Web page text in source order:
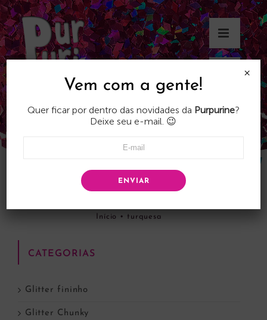
Skip
to
content
Início • turquesa
CATEGORIAS
Glitter fininho
Glitter Chunky
Vem com a gente!
Quer ficar por dentro das novidades da Purpurine?
Deixe seu e-mail. 😉
ENVIAR
×